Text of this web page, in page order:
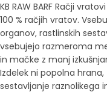
KB RAW BARF Račji
100 % račjih vratov.
organov, rastlinskih
vsebujejo razmeroma
in mačke z manj
Izdelek ni popolna
sestavljanje raznolikega